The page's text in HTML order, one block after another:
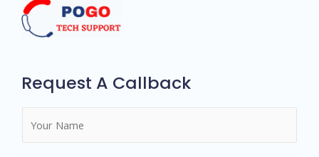
Request A Callback